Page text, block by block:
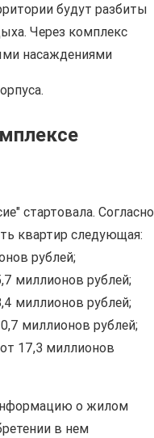
будут разбиты
Через комплекс
насаждениями
стартовала. Согласно
квартир следующая:
рублей;
миллионов рублей;
миллионов рублей;
миллионов рублей;
17,3 миллионов
о жилом
в нем